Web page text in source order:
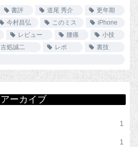
書評 道尾 秀介
更年期
今村昌弘 このミス
iPhone
レビュー 腰痛
小技
古処誠二 レポ
裏技
アーカイブ
1
1